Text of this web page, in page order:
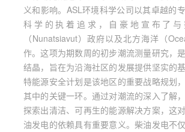
义和影响。ASL环境科学公司以其卓越的
科学的执着追求，自豪地宣布了
（Nunatsiavut）政府以及北方海洋（
作。这项为期数周的初步潮流测量研究，
结晶，旨在为沿海社区的发展提供坚实的
特能源安全计划是该地区的重要战略规划
其中的关键一环。通过对潮流的深入了解
探索出清洁、可再生的能源解决方案，这
油发电的依赖具有重要意义。柴油发电不